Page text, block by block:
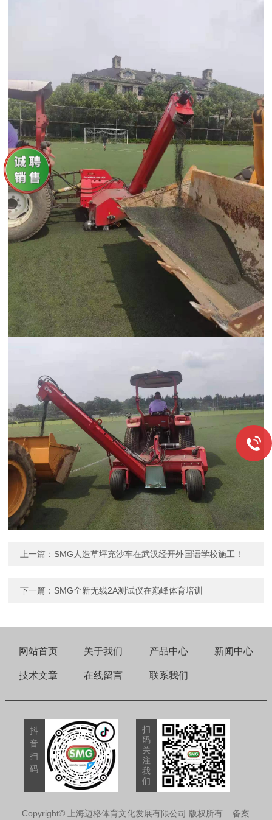
上一篇：SMG人造草坪充沙车在武汉经开外国语学校施工！
下一篇：SMG全新无线2A测试仪在巅峰体育培训
网站首页 关于我们 产品中心 新闻中心
技术文章 在线留言 联系我们
抖
音
扫
码
扫
码
关
注
我
们
Copyright© 上海迈格体育文化发展有限公司 版权所有备案